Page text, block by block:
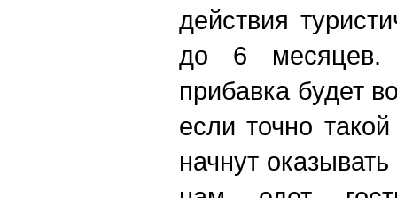
действия
до 6 месяцев.
прибавка будет
если точно
начнут